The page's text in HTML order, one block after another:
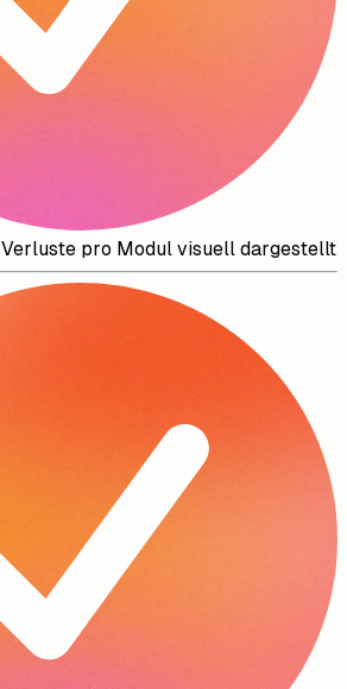
Verluste pro Modul visuell dargestellt